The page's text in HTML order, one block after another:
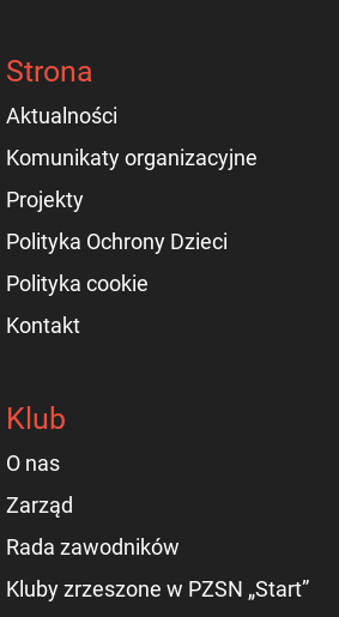
Strona
Aktualności
Komunikaty organizacyjne
Projekty
Polityka Ochrony Dzieci
Polityka cookie
Kontakt
Klub
O nas
Zarząd
Rada zawodników
Kluby zrzeszone w PZSN „Start”